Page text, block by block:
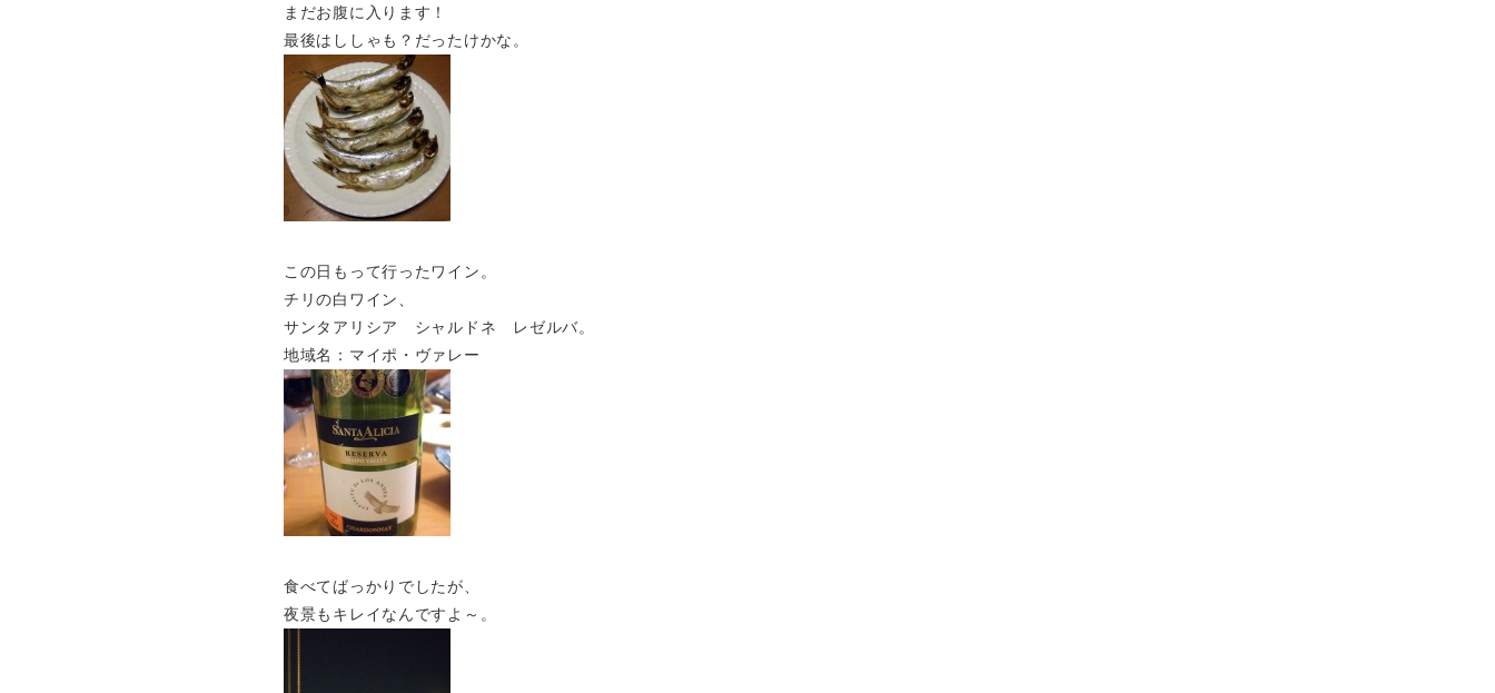
まだお腹に入ります！
最後はししゃも？だったけかな。
この日もって行ったワイン。
チリの白ワイン、
サンタアリシア シャルドネ レゼルバ。
地域名：マイポ・ヴァレー
食べてばっかりでしたが、
夜景もキレイなんですよ～。